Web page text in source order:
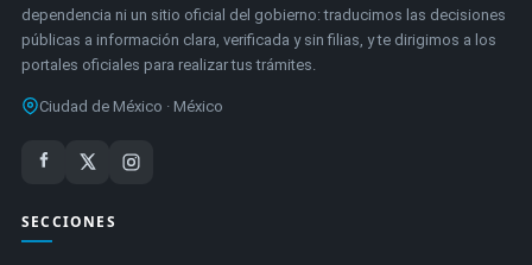
dependencia ni un sitio oficial del gobierno: traducimos las decisiones
públicas a información clara, verificada y sin filias, y te dirigimos a los
portales oficiales para realizar tus trámites.
Ciudad de México · México
SECCIONES